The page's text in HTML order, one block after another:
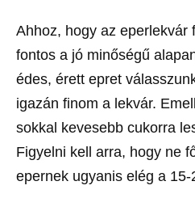
Ahhoz, hogy az eperlekvár
fontos a jó minőségű
édes, érett epret
igazán finom a lekvár.
sokkal kevesebb cukorra
Figyelni kell arra, hogy ne
epernek ugyanis elég a